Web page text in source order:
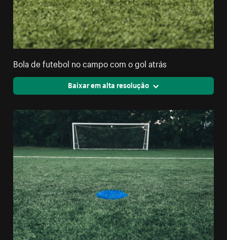
Bola de futebol no campo com o gol atrás
Baixar em alta resolução